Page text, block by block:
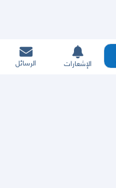
الإشعارات الرسائل